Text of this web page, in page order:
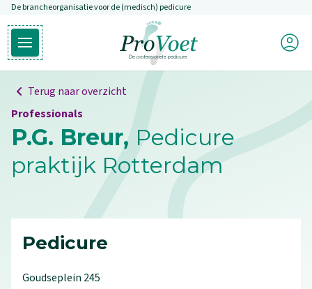
Overslaan en naar de inhoud gaan
De brancheorganisatie voor de (medisch) pedicure
Open hoofdmenu
Ga naar de homepagina
Mijn
Terug naar overzicht
Professionals
P.G. Breur, Pedicure
praktijk Rotterdam
Pedicure
Goudseplein 245